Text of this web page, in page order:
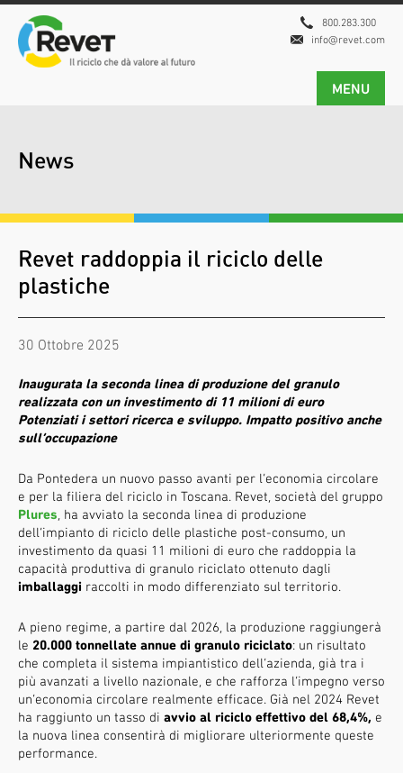
800.283.300
info@revet.com
MENU
News
Revet raddoppia il riciclo delle
plastiche
30 Ottobre 2025
Inaugurata la seconda linea di produzione del granulo
realizzata con un investimento di 11 milioni di euro
Potenziati i settori ricerca e sviluppo. Impatto positivo anche
sull’occupazione
Da Pontedera un nuovo passo avanti per l’economia circolare
e per la filiera del riciclo in Toscana. Revet, società del gruppo
Plures , ha avviato la seconda linea di produzione
dell’impianto di riciclo delle plastiche post-consumo, un
investimento da quasi 11 milioni di euro che raddoppia la
capacità produttiva di granulo riciclato ottenuto dagli
imballaggi raccolti in modo differenziato sul territorio.
A pieno regime, a partire dal 2026, la produzione raggiungerà
le 20.000 tonnellate annue di granulo riciclato: un risultato
che completa il sistema impiantistico dell’azienda, già tra i
più avanzati a livello nazionale, e che rafforza l’impegno verso
un’economia circolare realmente efficace. Già nel 2024 Revet
ha raggiunto un tasso di avvio al riciclo effettivo del 68,4%, e
la nuova linea consentirà di migliorare ulteriormente queste
performance.